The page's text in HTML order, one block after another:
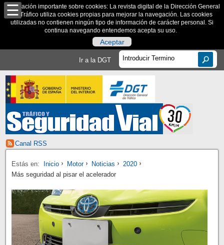
Información importante sobre cookies: La revista digital de la Dirección General
de Tráfico utiliza cookies propias para mejorar la navegación. Las cookies
utilizadas no contienen ningún tipo de información de carácter personal. Si
continua navegando entendemos acepta su uso.
Aceptar
Ir a la DGT
Canal RSS
Estás en: Inicio Motor Noticias
2020
Más seguridad al pisar el acelerador